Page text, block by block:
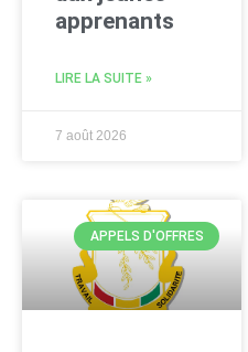
apprenants
LIRE LA SUITE »
7 août 2026
APPELS D'OFFRES